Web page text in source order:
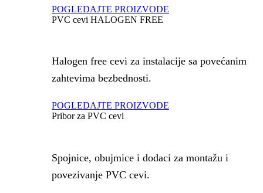
POGLEDAJTE PROIZVODE
PVC cevi HALOGEN FREE
Halogen free cevi za instalacije sa povećanim
zahtevima bezbednosti.
POGLEDAJTE PROIZVODE
Pribor za PVC cevi
Spojnice, obujmice i dodaci za montažu i
povezivanje PVC cevi.